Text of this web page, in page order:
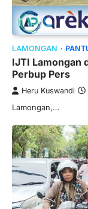
LAMONGAN
IJTI Lamongan
Perbup Pers
Heru Kuswandi
Lamongan,…